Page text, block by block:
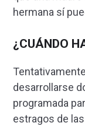
hermana sí
¿CUÁNDO
desarrollarse
programada
estragos de